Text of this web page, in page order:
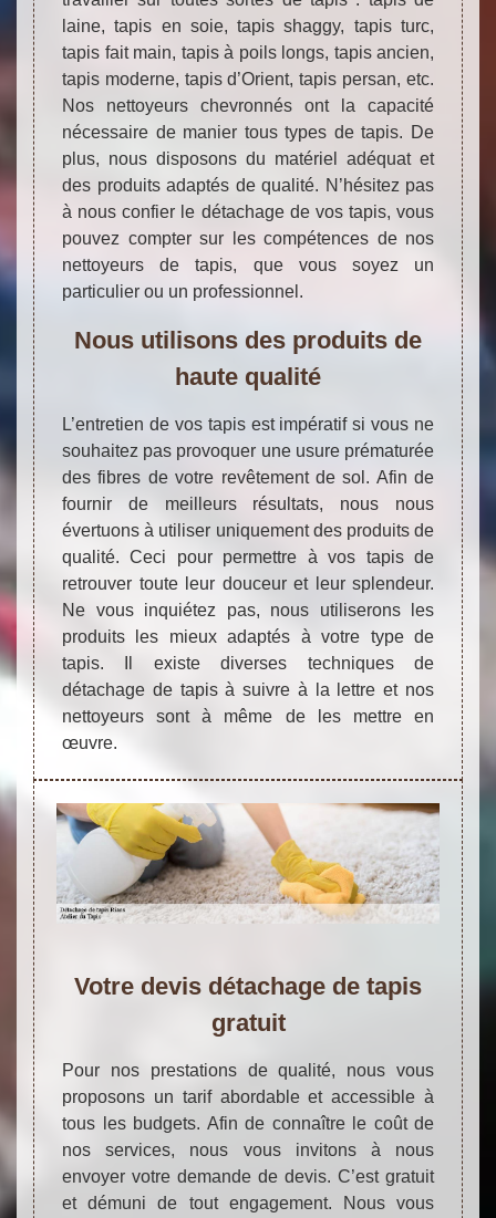
laine, tapis en soie, tapis shaggy, tapis turc,
tapis fait main, tapis à poils longs, tapis ancien,
tapis moderne, tapis d’Orient, tapis persan, etc.
Nos nettoyeurs chevronnés ont la capacité
nécessaire de manier tous types de tapis. De
plus, nous disposons du matériel adéquat et
des produits adaptés de qualité. N’hésitez pas
à nous confier le détachage de vos tapis, vous
pouvez compter sur les compétences de nos
nettoyeurs de tapis, que vous soyez un
particulier ou un professionnel.
Nous utilisons des produits de
haute qualité
L’entretien de vos tapis est impératif si vous ne
souhaitez pas provoquer une usure prématurée
des fibres de votre revêtement de sol. Afin de
fournir de meilleurs résultats, nous nous
évertuons à utiliser uniquement des produits de
qualité. Ceci pour permettre à vos tapis de
retrouver toute leur douceur et leur splendeur.
Ne vous inquiétez pas, nous utiliserons les
produits les mieux adaptés à votre type de
tapis. Il existe diverses techniques de
détachage de tapis à suivre à la lettre et nos
nettoyeurs sont à même de les mettre en
œuvre.
Votre devis détachage de tapis
gratuit
Pour nos prestations de qualité, nous vous
proposons un tarif abordable et accessible à
tous les budgets. Afin de connaître le coût de
nos services, nous vous invitons à nous
envoyer votre demande de devis. C’est gratuit
et démuni de tout engagement. Nous vous